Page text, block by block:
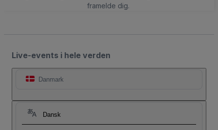
framelde dig.
Live-events i hele verden
Danmark
Dansk